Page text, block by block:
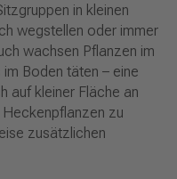
in kleinen
wegstellen oder immer
wachsen Pflanzen im
Boden täten – eine
auf kleiner Fläche an
zu
zusätzlichen